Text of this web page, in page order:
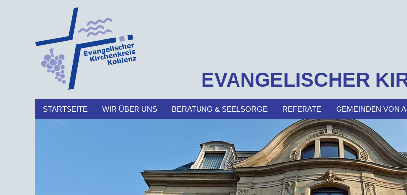
EVANGELISCHER
STARTSEITE WIR ÜBER UNS BERATUNG & SEELSORGE REFERATE GEMEINDEN VON